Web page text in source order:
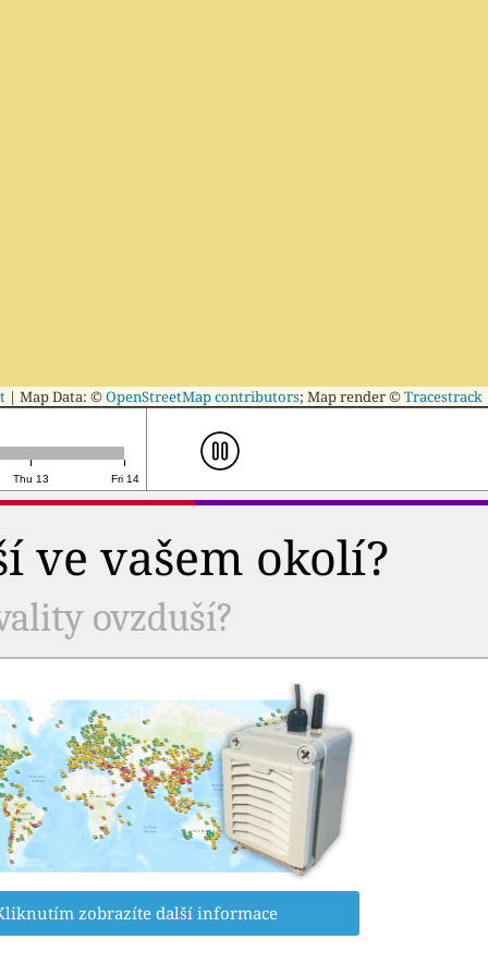
| Map Data: ©OpenStreetMap contributors; Map render ©Tracestrack
Thu 13 Fri 14
ve vašem okolí?
ovzduší?
zobrazíte další informace